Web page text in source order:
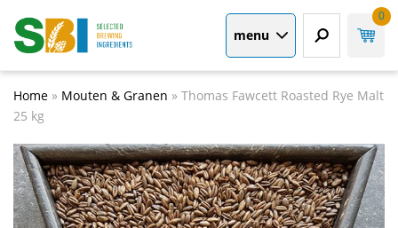
menu
0
Home » Mouten & Granen » Thomas Fawcett Roasted Rye Malt
25 kg